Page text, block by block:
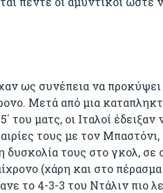
ως συνέπεια να
Μετά από μια
ματς, οι Ιταλοί έδειξαν
τους με τον Μπαστόνι,
δυσκολία τους στο γκολ, σε
(χάρη και στο
το 4-3-3 του Ντάλιν πιο